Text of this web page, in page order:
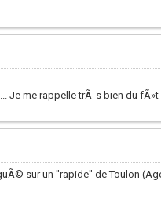
Je me rappelle trÃ¨s bien du fÃ»t
sur un "rapide" de Toulon